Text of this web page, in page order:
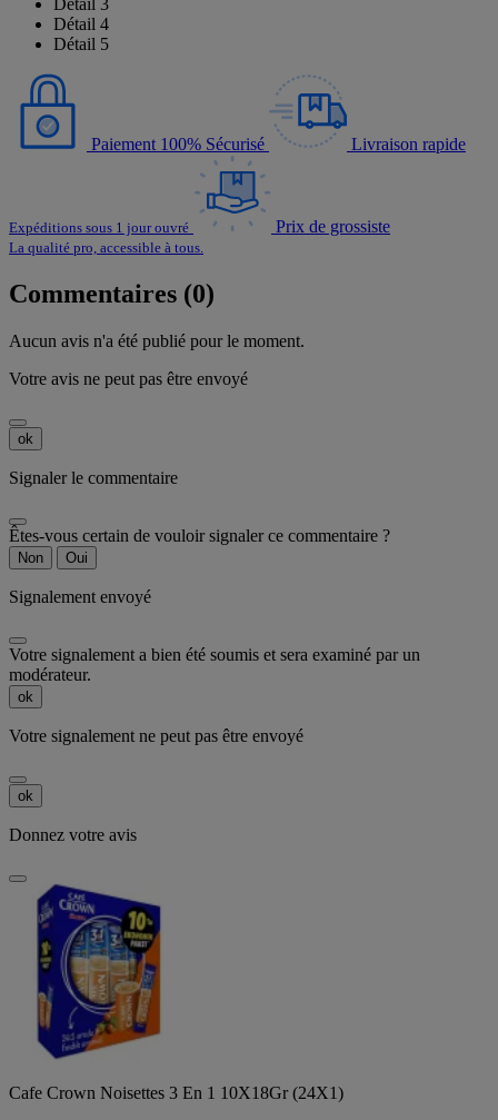
Détail 3
Détail 4
Détail 5
Paiement 100% Sécurisé Livraison rapide
Expéditions sous 1 jour ouvré Prix de grossiste
La qualité pro, accessible à tous.
Commentaires (0)
Aucun avis n'a été publié pour le moment.
Votre avis ne peut pas être envoyé
ok
Signaler le commentaire
Êtes-vous certain de vouloir signaler ce commentaire ?
Non Oui
Signalement envoyé
Votre signalement a bien été soumis et sera examiné par un
modérateur.
ok
Votre signalement ne peut pas être envoyé
ok
Donnez votre avis
Cafe Crown Noisettes 3 En 1 10X18Gr (24X1)